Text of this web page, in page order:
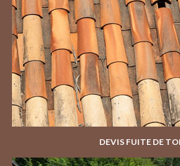
DEVIS FUITE DE